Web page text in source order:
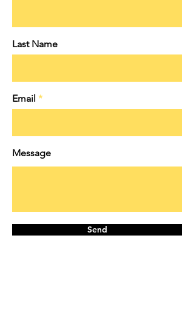
Last Name
Email
Message
Send